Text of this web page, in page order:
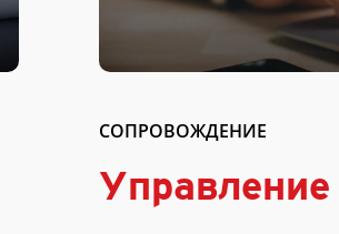
СОПРОВОЖДЕНИЕ